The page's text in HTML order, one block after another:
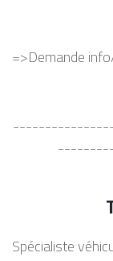
=>Demande
Spécialiste